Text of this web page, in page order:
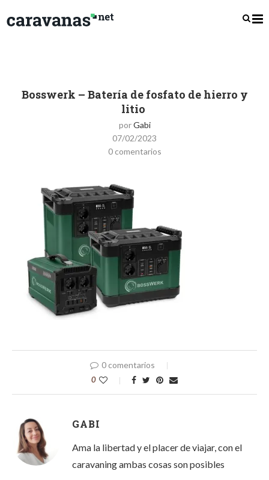
Bosswerk – Batería de fosfato de hierro y
litio
porGabi
07/02/2023
0 comentarios
0 comentarios
0
GABI
Ama la libertad y el placer de viajar, con el
caravaning ambas cosas son posibles